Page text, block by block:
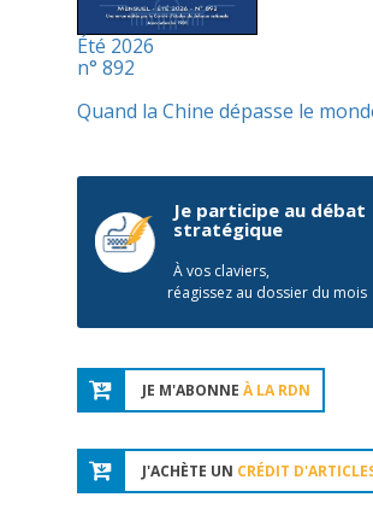
Été 2026
n° 892
Quand la Chine dépasse le
Je participe au débat
stratégique
À vos claviers,
réagissez au dossier du mois
JE M'ABONNE À LA RDN
J'ACHÈTE UN CRÉDIT